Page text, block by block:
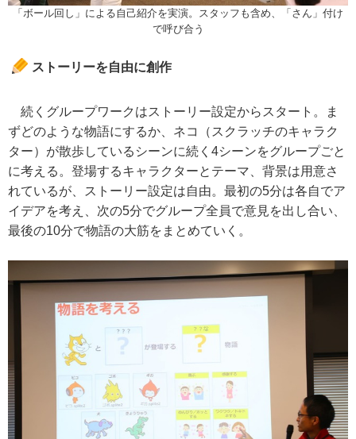
「ボール回し」による自己紹介を実演。スタッフも含め、「さん」付け
で呼び合う
ストーリーを自由に創作
続くグループワークはストーリー設定からスタート。ま
ずどのような物語にするか、ネコ（スクラッチのキャラク
ター）が散歩しているシーンに続く4シーンをグループごと
に考える。登場するキャラクターとテーマ、背景は用意さ
れているが、ストーリー設定は自由。最初の5分は各自でア
イデアを考え、次の5分でグループ全員で意見を出し合い、
最後の10分で物語の大筋をまとめていく。